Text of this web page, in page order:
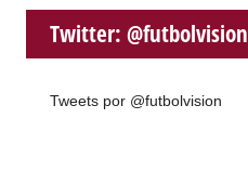
Twitter: @futbolvision
Tweets por @futbolvision